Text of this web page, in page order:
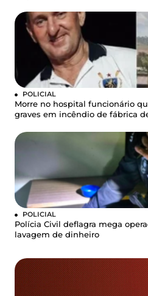
POLICIAL
Morre no hospital funcionário
graves em incêndio de fábrica
POLICIAL
Polícia Civil deflagra mega
lavagem de dinheiro